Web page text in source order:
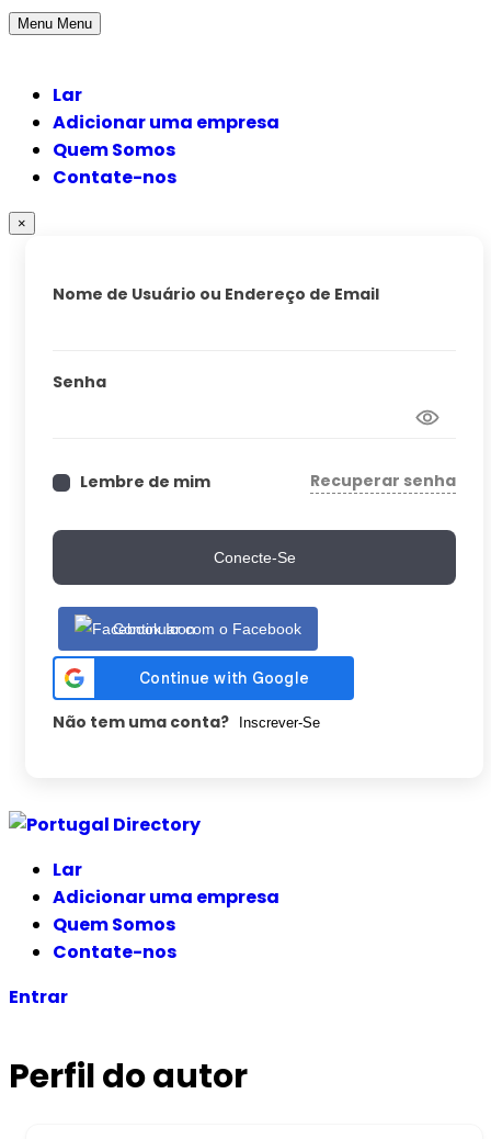
Menu Menu
Lar
Adicionar uma empresa
Quem Somos
Contate-nos
×
Nome de Usuário ou Endereço de Email
Senha
Lembre de mim Recuperar senha
Conecte-Se
Continuar com o Facebook
Não tem uma conta? Inscrever-Se
Ir
conteúdo
Lar
Adicionar uma empresa
Quem Somos
Contate-nos
Entrar
Perfil do autor